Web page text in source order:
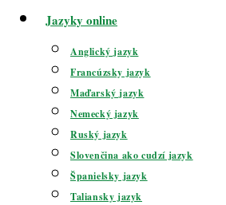
Jazyky online
Anglický jazyk
Francúzsky jazyk
Maďarský jazyk
Nemecký jazyk
Ruský jazyk
Slovenčina ako cudzí jazyk
Španielsky jazyk
Taliansky jazyk